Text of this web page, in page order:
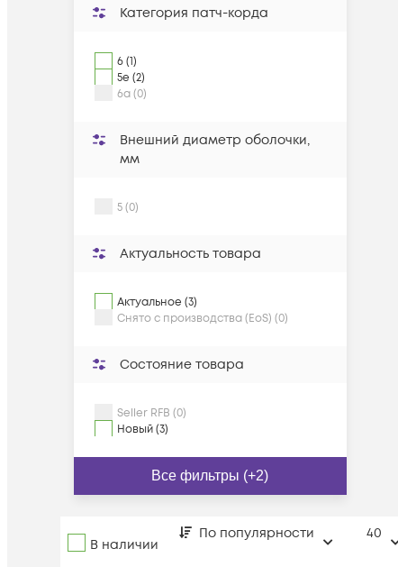
Категория патч-корда
6 (1)
5e (2)
6a (0)
Внешний диаметр оболочки,
мм
5 (0)
Актуальность товара
Актуальное (3)
Снято с производства (EoS) (0)
Состояние товара
Seller RFB (0)
Новый (3)
Все фильтры (+2)
В наличии
По популярности 40